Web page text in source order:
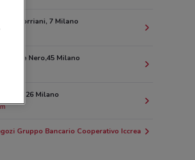
Napo Torriani, 7 Milano
Monte Nero,45 Milano
Tonale, 26 Milano
Gruppo Bancario Cooperativo Iccrea